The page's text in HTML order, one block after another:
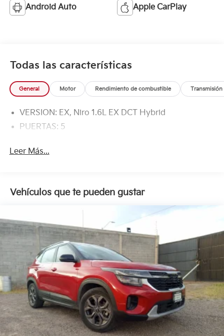
Android Auto Apple CarPlay
Todas las características
General Motor Rendimiento de combustible Transmisión
VERSION: EX, Niro 1.6L EX DCT Hybrid
PUERTAS: 5
Leer Más...
Vehículos que te pueden gustar